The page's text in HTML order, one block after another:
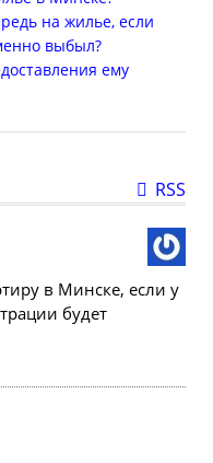
на жилье, если
выбыл?
ему
RSS
в Минске, если у
будет